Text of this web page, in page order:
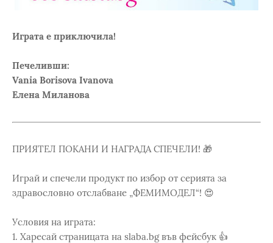
Играта е приключила!
Печеливши:
Vania Borisova Ivanova
Елена Миланова
ПРИЯТЕЛ ПОКАНИ И НАГРАДА СПЕЧЕЛИ! 🎁
Играй и спечели продукт по избор от серията за
здравословно отслабване „ФЕМИМОДЕЛ“! 😍
Условия на играта:
1. Харесай страницата на slaba.bg във фейсбук 👍